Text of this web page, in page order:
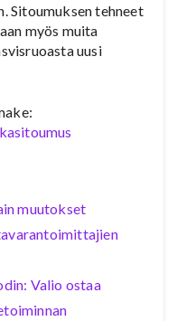
Sitoumuksen tehneet
myös muita
uusi
muutokset
Valio ostaa